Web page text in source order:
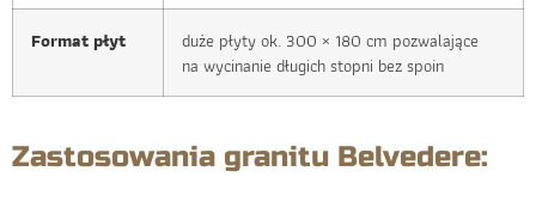
Format płyt
duże płyty ok. 300 × 180 cm pozwalające
na wycinanie długich stopni bez spoin
Zastosowania granitu Belvedere: